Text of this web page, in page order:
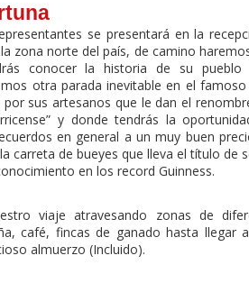
se presentará en la
zona norte del país, de camino
conocer la historia de su pueblo
otra parada inevitable en el
sus artesanos que le dan el
y donde tendrás la
en general a un muy buen
carreta de bueyes que lleva el título de
en los record Guinness.
viaje atravesando zonas de
café, fincas de ganado hasta llegar
almuerzo (Incluido).